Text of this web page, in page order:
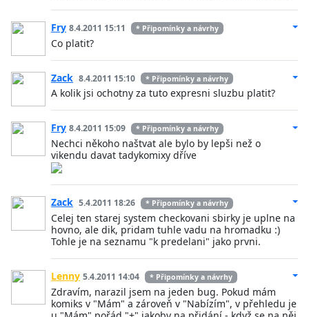
Fry 8.4.2011 15:11 * Připomínky a návrhy
Co platit?
Zack 8.4.2011 15:10 * Připomínky a návrhy
A kolik jsi ochotny za tuto expresni sluzbu platit?
Fry 8.4.2011 15:09 * Připomínky a návrhy
Nechci někoho naštvat ale bylo by lepši než o
vikendu davat tadykomixy dříve
Zack 5.4.2011 18:26 * Připomínky a návrhy
Celej ten starej system checkovani sbirky je uplne na
hovno, ale dik, pridam tuhle vadu na hromadku :)
Tohle je na seznamu "k predelani" jako prvni.
Lenny 5.4.2011 14:04 * Připomínky a návrhy
Zdravím, narazil jsem na jeden bug. Pokud mám
komiks v "Mám" a zároveň v "Nabízím", v přehledu je